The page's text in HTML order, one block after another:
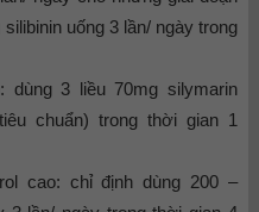
uống 3 lần/ ngày trong
3 liều 70mg silymarin
chuẩn) trong thời gian 1
cao: chỉ định dùng 200 –